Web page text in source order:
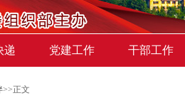
递 党建工作 干部工作
>>正文